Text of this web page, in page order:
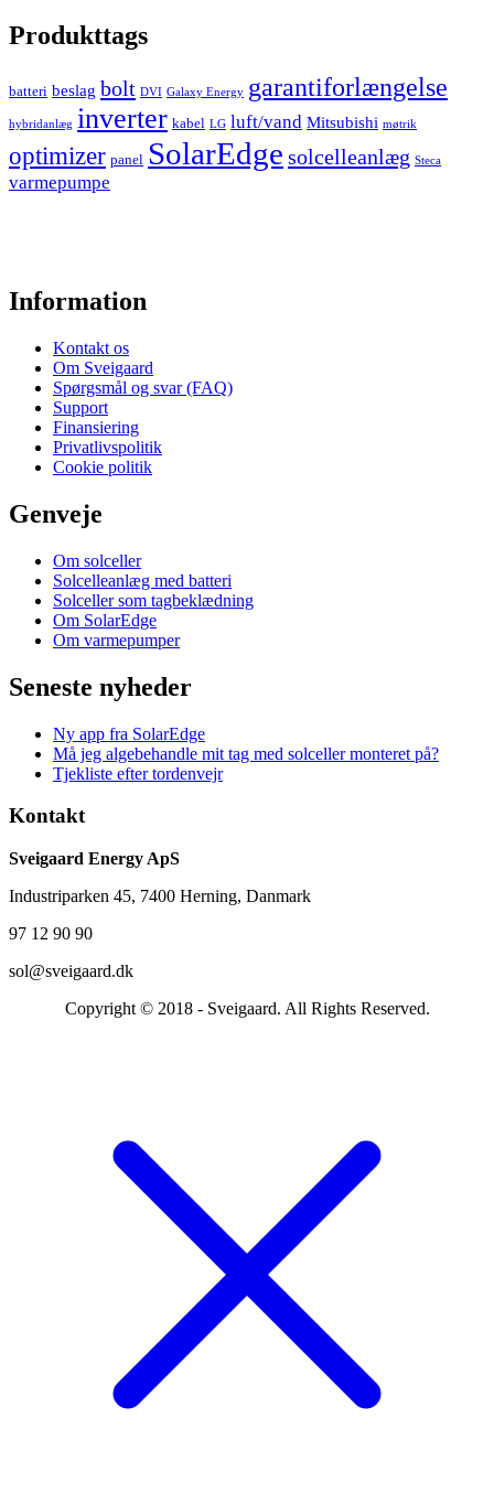
Produkttags
batteri beslag bolt DVI Galaxy Energy garantiforlængelse
hybridanlæg inverter kabel LG luft/vand Mitsubishi møtrik
optimizer panel SolarEdge solcelleanlæg Steca
varmepumpe
Information
Kontakt os
Om Sveigaard
Spørgsmål og svar (FAQ)
Support
Finansiering
Privatlivspolitik
Cookie politik
Genveje
Om solceller
Solcelleanlæg med batteri
Solceller som tagbeklædning
Om SolarEdge
Om varmepumper
Seneste nyheder
Ny app fra SolarEdge
Må jeg algebehandle mit tag med solceller monteret på?
Tjekliste efter tordenvejr
Kontakt
Sveigaard Energy ApS
Industriparken 45, 7400 Herning, Danmark
97 12 90 90
sol@sveigaard.dk
Copyright © 2018 - Sveigaard. All Rights Reserved.